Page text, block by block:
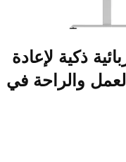
ذكية لإعادة
والراحة في